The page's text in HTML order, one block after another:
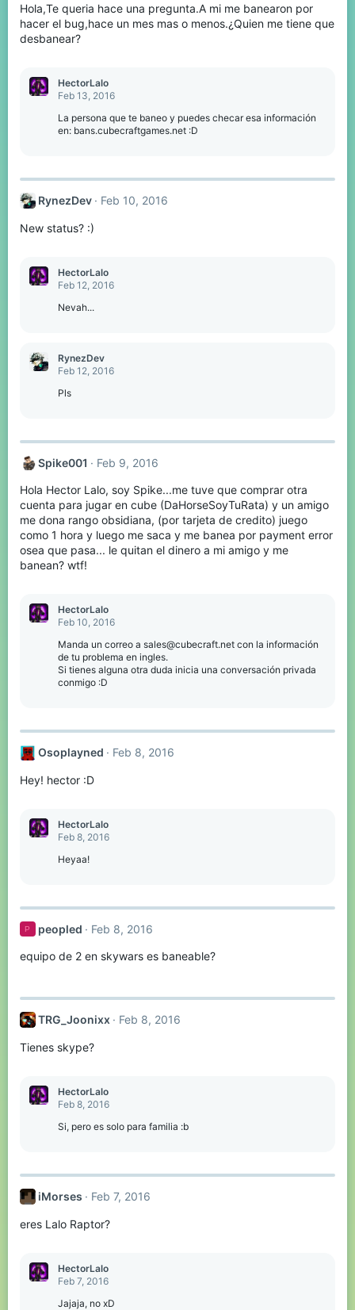
Hola,Te queria hace una pregunta.A mi me banearon por
hacer el bug,hace un mes mas o menos.¿Quien me tiene que
desbanear?
HectorLalo
Feb 13, 2016
La persona que te baneo y puedes checar esa información
en: bans.cubecraftgames.net :D
RynezDev Feb 10, 2016
New status? :)
HectorLalo
Feb 12, 2016
Nevah...
RynezDev
Feb 12, 2016
Pls
Spike001 Feb 9, 2016
Hola Hector Lalo, soy Spike...me tuve que comprar otra
cuenta para jugar en cube (DaHorseSoyTuRata) y un amigo
me dona rango obsidiana, (por tarjeta de credito) juego
como 1 hora y luego me saca y me banea por payment error
osea que pasa... le quitan el dinero a mi amigo y me
banean? wtf!
HectorLalo
Feb 10, 2016
Manda un correo a sales@cubecraft.net con la información
de tu problema en ingles.
Si tienes alguna otra duda inicia una conversación privada
conmigo :D
Osoplayned Feb 8, 2016
Hey! hector :D
HectorLalo
Feb 8, 2016
Heyaa!
P peopled Feb 8, 2016
equipo de 2 en skywars es baneable?
TRG_Joonixx Feb 8, 2016
Tienes skype?
HectorLalo
Feb 8, 2016
Si, pero es solo para familia :b
iMorses Feb 7, 2016
eres Lalo Raptor?
HectorLalo
Feb 7, 2016
Jajaja, no xD